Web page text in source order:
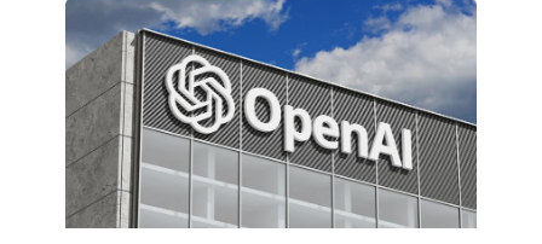
ПРИОРИТЕТНЫЕ
ЗАДАЧИ
ПО
РАЗВИТИЮ
ЭКОСИСТЕМЫ
ИСКУССТВЕННОГО
ИНТЕЛЛЕКТА